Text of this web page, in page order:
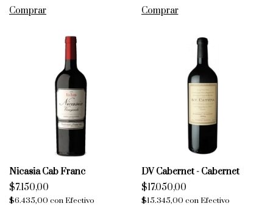
Nicasia Cab Franc
$7.150,00
$6.435,00 conEfectivo
DV Cabernet - Cabernet
$17.050,00
$15.345,00 con Efectivo